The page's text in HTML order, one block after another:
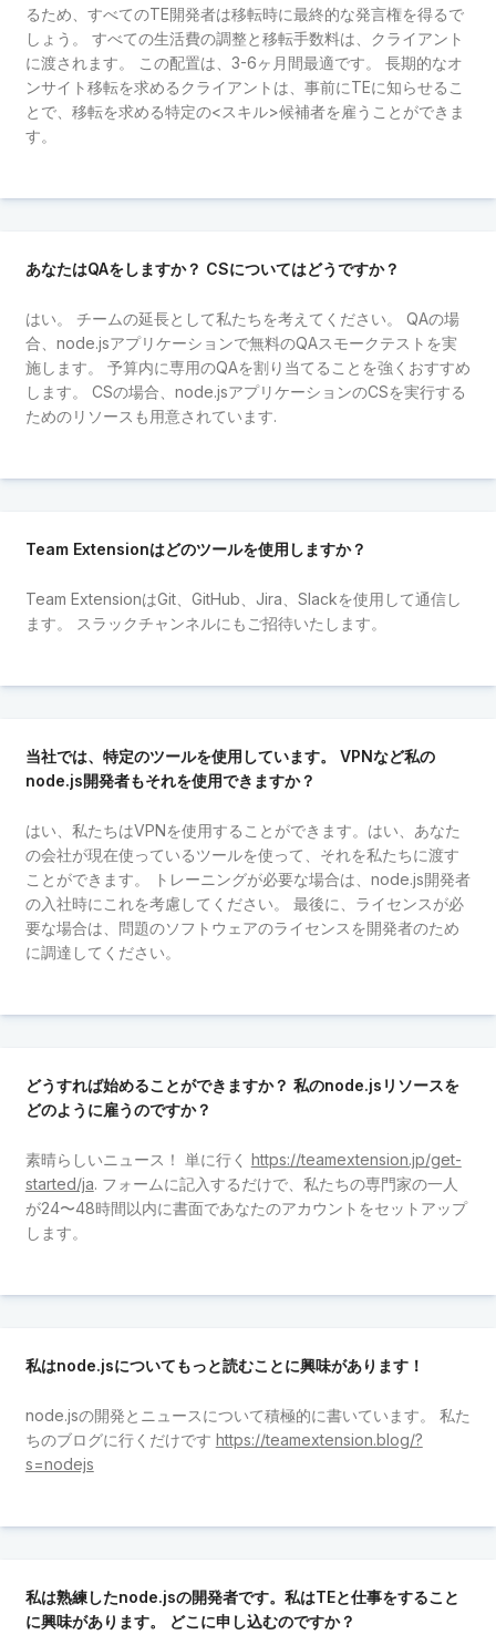
るため、すべてのTE開発者は移転時に最終的な発言権を得るで
しょう。 すべての生活費の調整と移転手数料は、クライアント
に渡されます。 この配置は、3-6ヶ月間最適です。 長期的なオ
ンサイト移転を求めるクライアントは、事前にTEに知らせるこ
とで、移転を求める特定の<スキル>候補者を雇うことができま
す。
あなたはQAをしますか？ CSについてはどうですか？
はい。 チームの延長として私たちを考えてください。 QAの場
合、node.jsアプリケーションで無料のQAスモークテストを実
施します。 予算内に専用のQAを割り当てることを強くおすすめ
します。 CSの場合、node.jsアプリケーションのCSを実行する
ためのリソースも用意されています.
Team Extensionはどのツールを使用しますか？
Team ExtensionはGit、GitHub、Jira、Slackを使用して通信し
ます。 スラックチャンネルにもご招待いたします。
当社では、特定のツールを使用しています。 VPNなど私の
node.js開発者もそれを使用できますか？
はい、私たちはVPNを使用することができます。はい、あなた
の会社が現在使っているツールを使って、それを私たちに渡す
ことができます。 トレーニングが必要な場合は、node.js開発者
の入社時にこれを考慮してください。 最後に、ライセンスが必
要な場合は、問題のソフトウェアのライセンスを開発者のため
に調達してください。
どうすれば始めることができますか？ 私のnode.jsリソースを
どのように雇うのですか？
素晴らしいニュース！ 単に行く https://teamextension.jp/get-
started/ja. フォームに記入するだけで、私たちの専門家の一人
が24〜48時間以内に書面であなたのアカウントをセットアップ
します。
私はnode.jsについてもっと読むことに興味があります！
node.jsの開発とニュースについて積極的に書いています。 私た
ちのブログに行くだけです https://teamextension.blog/?
s=nodejs
私は熟練したnode.jsの開発者です。私はTEと仕事をすること
に興味があります。 どこに申し込むのですか？